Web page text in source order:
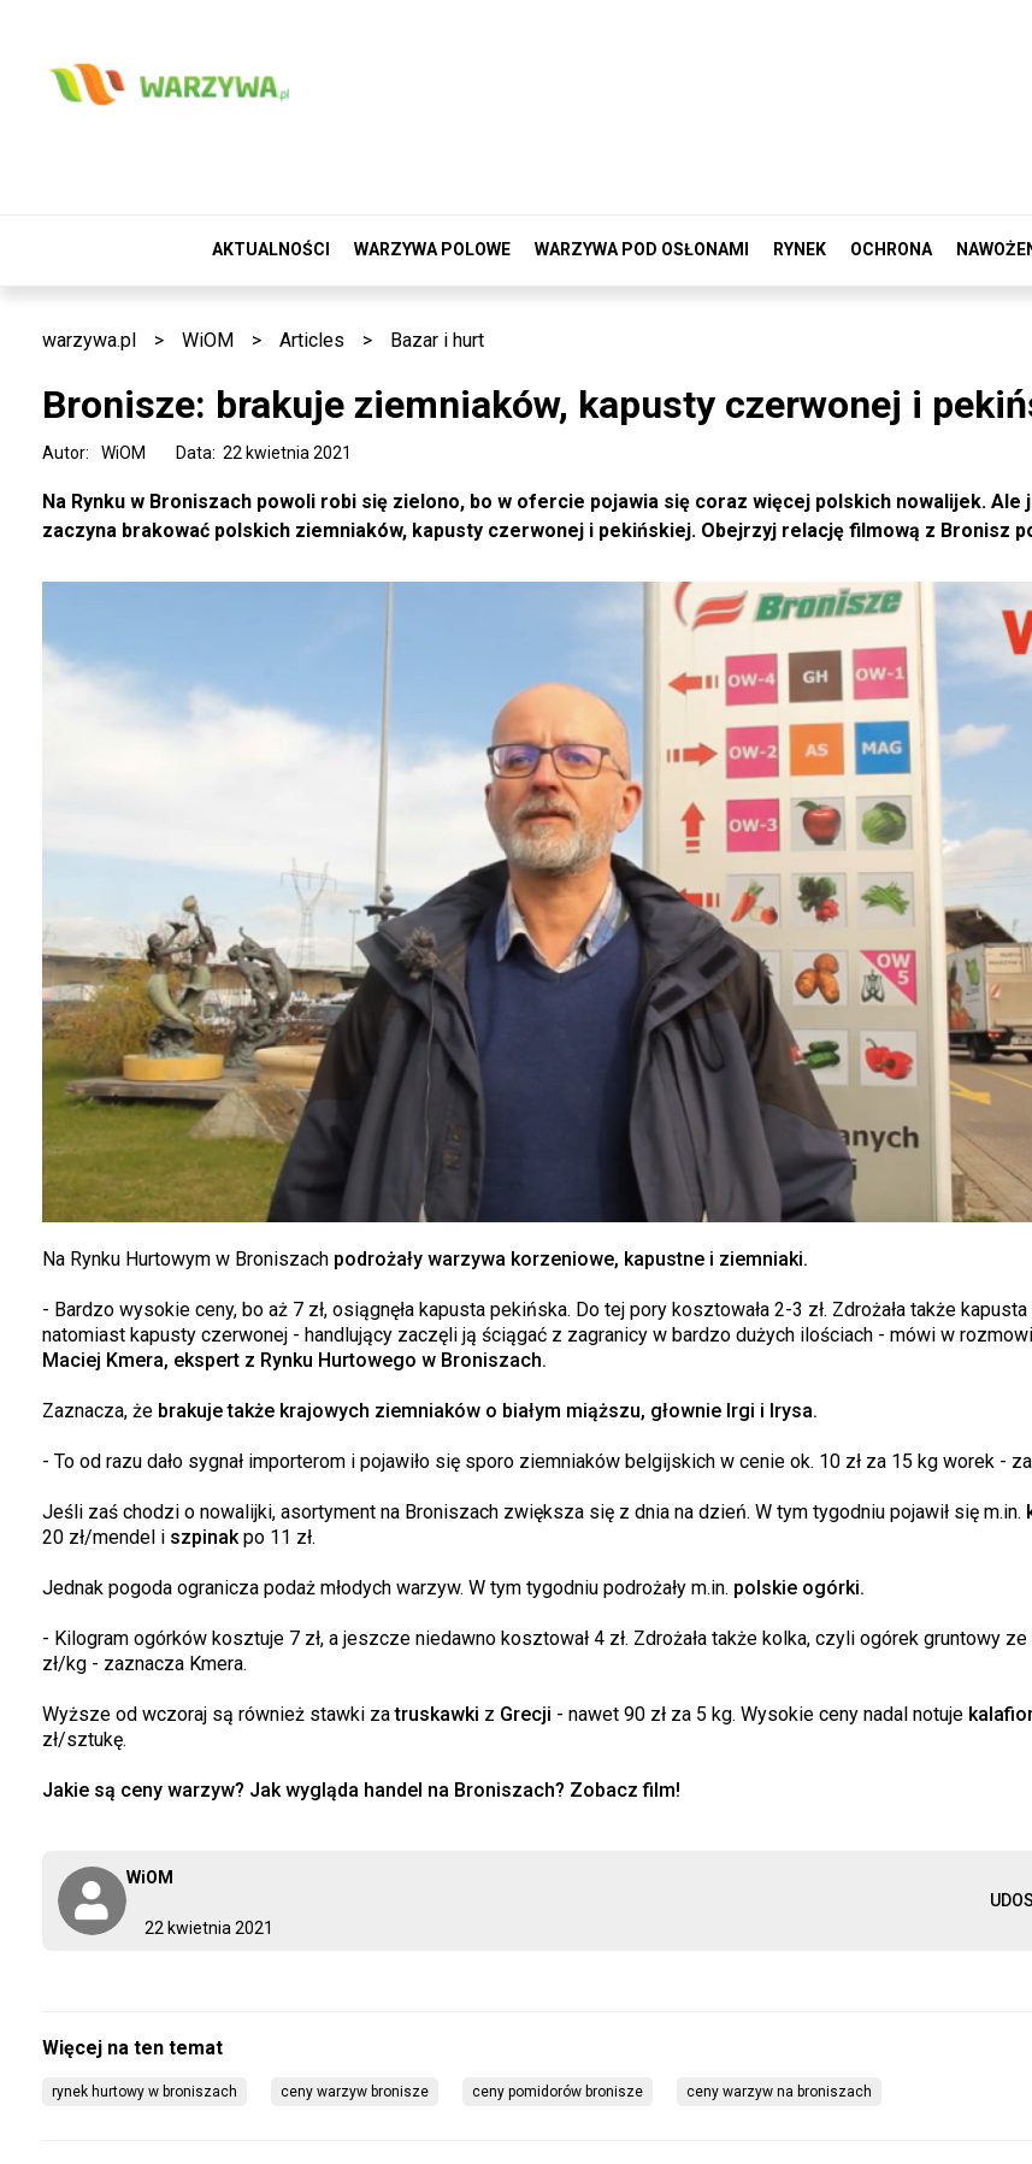
AKTUALNOŚCI WARZYWA POLOWE WARZYWA POD OSŁONAMI RYNEK OCHRONA
warzywa.pl > WiOM > Articles > Bazar i hurt
Bronisze: brakuje ziemniaków, kapusty czerwonej i
Data: 22 kwietnia 2021
Autor: WiOM
22 kwietnia 2021
WiOM
Na Rynku w Broniszach powoli robi się zielono, bo w ofercie pojawia się coraz więcej polskich nowalijek. Ale
zaczyna brakować polskich ziemniaków, kapusty czerwonej i pekińskiej. Obejrzyj relację filmową z Bronisz
Na Rynku Hurtowym w Broniszach podrożały warzywa korzeniowe, kapustne i ziemniaki.
- Bardzo wysokie ceny, bo aż 7 zł, osiągnęła kapusta pekińska. Do tej pory kosztowała 2-3 zł. Zdrożała także kapusta
natomiast kapusty czerwonej - handlujący zaczęli ją ściągać z zagranicy w bardzo dużych ilościach - mówi w
Maciej Kmera, ekspert z Rynku Hurtowego w Broniszach.
Zaznacza, że brakuje także krajowych ziemniaków o białym miąższu, głownie Irgi i Irysa.
- To od razu dało sygnał importerom i pojawiło się sporo ziemniaków belgijskich w cenie ok. 10 zł za 15 kg worek -
Jeśli zaś chodzi o nowalijki, asortyment na Broniszach zwiększa się z dnia na dzień. W tym tygodniu pojawił się m.in.
20 zł/mendel i szpinakpo 11 zł.
Jednak pogoda ogranicza podaż młodych warzyw. W tym tygodniu podrożały m.in. polskie ogórki.
- Kilogram ogórków kosztuje 7 zł, a jeszcze niedawno kosztował 4 zł. Zdrożała także kolka, czyli ogórek gruntowy
zł/kg - zaznacza Kmera.
Wyższe od wczoraj są również stawki zatruskawki z Grecji - nawet 90 zł za 5 kg. Wysokie ceny nadal notuje
zł/sztukę.
Jakie są ceny warzyw? Jak wygląda handel na Broniszach? Zobacz film!
rynek hurtowy w broniszach ceny warzyw bronisze ceny pomidorów bronisze ceny warzyw na broniszach